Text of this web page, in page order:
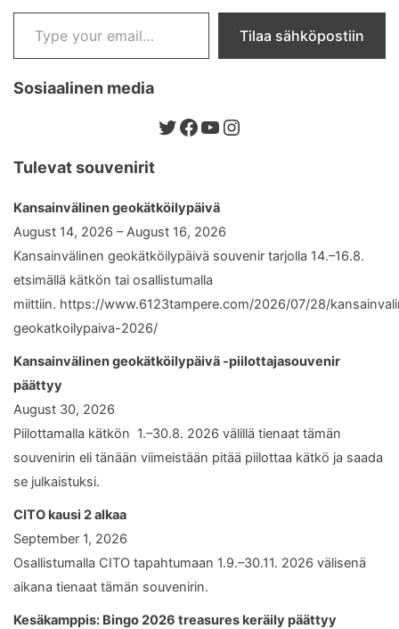
Type your email…
Tilaa sähköpostiin
Sosiaalinen media
Twitter
Facebook
YouTube
Instagram
Tulevat souvenirit
Kansainvälinen geokätköilypäivä
August 14, 2026 – August 16, 2026
Kansainvälinen geokätköilypäivä souvenir tarjolla 14.–16.8.
etsimällä kätkön tai osallistumalla
miittiin. https://www.6123tampere.com/2026/07/28/
geokatkoilypaiva-2026/
Kansainvälinen geokätköilypäivä -piilottajasouvenir
päättyy
August 30, 2026
Piilottamalla kätkön 1.–30.8. 2026 välillä tienaat tämän
souvenirin eli tänään viimeistään pitää piilottaa kätkö ja saada
se julkaistuksi.
CITO kausi 2 alkaa
September 1, 2026
Osallistumalla CITO tapahtumaan 1.9.–30.11. 2026 välisenä
aikana tienaat tämän souvenirin.
Kesäkamppis: Bingo 2026 treasures keräily päättyy